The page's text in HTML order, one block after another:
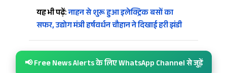
यह भी पढ़ें:नाहन से शुरू हुआ इलेक्ट्रिक बसों का
सफर, उद्योग मंत्री हर्षवर्धन चौहान ने दिखाई हरी झंडी
📢 Free News Alerts के लिए WhatsApp Channel से जुड़ें